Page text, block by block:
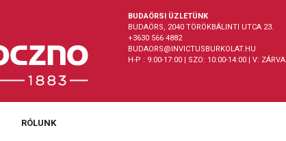
BUDAÖRSI ÜZLETÜNK
BUDAÖRS, 2040 TÖRÖKBÁLINTI UTCA 23.
+3630 566 4882
BUDAORS@INVICTUSBURKOLAT.HU
H-P : 9:00-17:00 | SZO: 10:00-14:00 | V: ZÁRVA
RÓLUNK